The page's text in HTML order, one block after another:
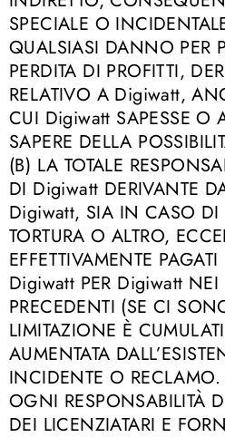
SPECIALE O
QUALSIASI DANNO PER
PERDITA DI PROFITTI,
RELATIVO A Digiwatt,
CUI Digiwatt SAPESSE O
SAPERE DELLA
(B) LA TOTALE
DI Digiwatt DERIVANTE
Digiwatt, SIA IN CASO DI
TORTURA O ALTRO,
EFFETTIVAMENTE
Digiwatt PER Digiwatt NEI
PRECEDENTI (SE CI
LIMITAZIONE È
AUMENTATA
INCIDENTE O
OGNI RESPONSABILITÀ
DEI LICENZIATARI E